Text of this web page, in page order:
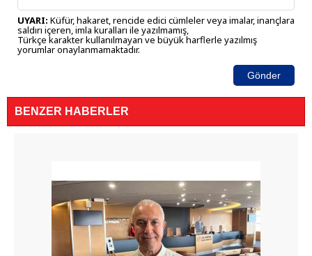
UYARI: Küfür, hakaret, rencide edici cümleler veya imalar, inançlara
saldırı içeren, imla kuralları ile yazılmamış,
Türkçe karakter kullanılmayan ve büyük harflerle yazılmış
yorumlar onaylanmamaktadır.
Gönder
BENZER HABERLER